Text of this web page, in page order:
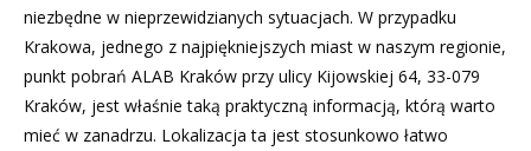
niezbędne w nieprzewidzianych sytuacjach. W przypadku
Krakowa, jednego z najpiękniejszych miast w naszym regionie,
punkt pobrań ALAB Kraków przy ulicy Kijowskiej 64, 33-079
Kraków, jest właśnie taką praktyczną informacją, którą warto
mieć w zanadrzu. Lokalizacja ta jest stosunkowo łatwo